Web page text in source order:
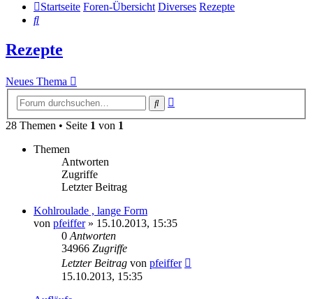
Startseite Foren-Übersicht Diverses Rezepte
Suche
Rezepte
Neues Thema
Suche
28 Themen • Seite 1 von 1
Themen
Antworten
Zugriffe
Letzter Beitrag
Kohlroulade , lange Form
von pfeiffer» 15.10.2013, 15:35
0 Antworten
34966 Zugriffe
Letzter Beitrag von pfeiffer
15.10.2013, 15:35